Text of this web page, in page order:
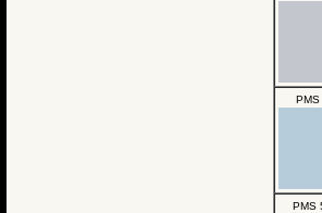
PMS